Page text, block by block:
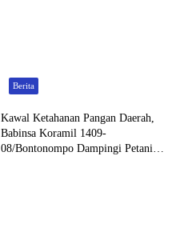
Berita
Kawal Ketahanan Pangan Daerah,
Babinsa Koramil 1409-
08/Bontonompo Dampingi Petani